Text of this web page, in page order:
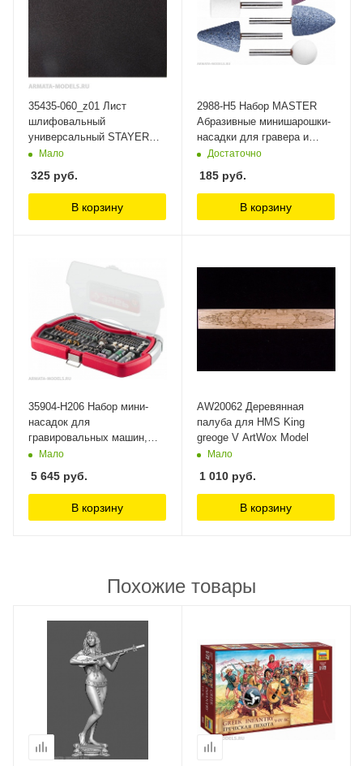
35435-060_z01 Лист
шлифовальный
универсальный STAYER
MASTER на тканевой
230х280мм, Р60, упаковка
по 5шт Stayer
Мало
325 руб.
В корзину
2988-H5 Набор MASTER
Абразивные минишарошки-
насадки для гравера и
дрели, хвостовик d 3,2мм,
Достаточно
185 руб.
В корзину
35904-H206 Набор мини-
насадок для
гравировальных машин,
206 предметов Зубр
Мало
5 645 руб.
В корзину
AW20062 Деревянная
палуба для HMS King
greoge V ArtWox Model
Мало
1 010 руб.
В корзину
Похожие товары